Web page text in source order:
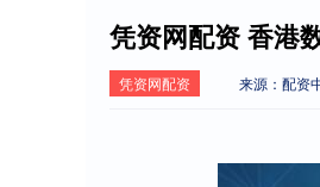
凭资网配资 香港
凭资网配资 来源：配资